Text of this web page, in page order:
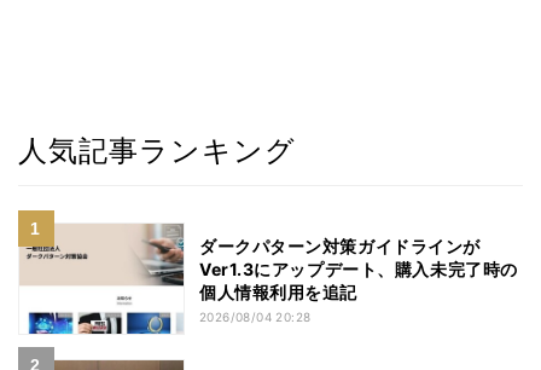
人気記事ランキング
ダークパターン対策ガイドラインが
Ver1.3にアップデート、購入未完了時の
個人情報利用を追記
2026/08/04 20:28